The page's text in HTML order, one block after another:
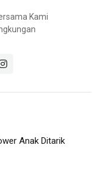
Kami
Anak Ditarik